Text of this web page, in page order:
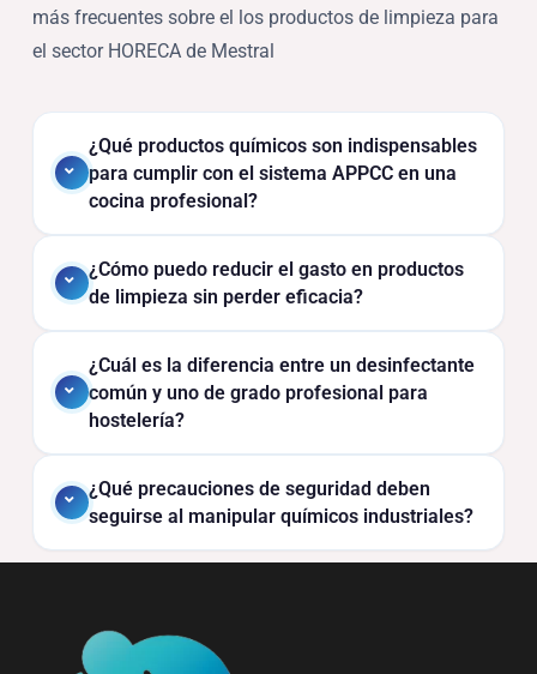
más frecuentes sobre el los productos de limpieza para
el sector HORECA de Mestral
¿Qué productos químicos son indispensables
para cumplir con el sistema APPCC en una
cocina profesional?
¿Cómo puedo reducir el gasto en productos
de limpieza sin perder eficacia?
¿Cuál es la diferencia entre un desinfectante
común y uno de grado profesional para
hostelería?
¿Qué precauciones de seguridad deben
seguirse al manipular químicos industriales?